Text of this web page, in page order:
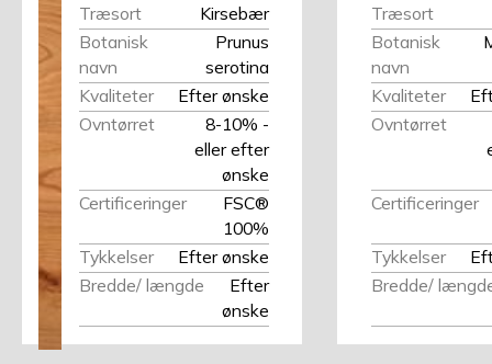
Træsort
Kirsebær
Botanisk
navn
Prunus
serotina
Kvaliteter
Efter ønske
Ovntørret
8-10% -
eller efter
ønske
Certificeringer
FSC®
100%
Tykkelser
Efter ønske
Bredde/ længde
Efter
ønske
Træsort
Botanisk
navn
Kvaliteter
Ovntørret
Certificeringer
Tykkelser
Bredde/